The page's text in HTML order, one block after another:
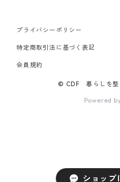
ショップ
プライバシーポリシー
特定商取引法に基づく表記
会員規約
© CDF 暮らしを整
Powered